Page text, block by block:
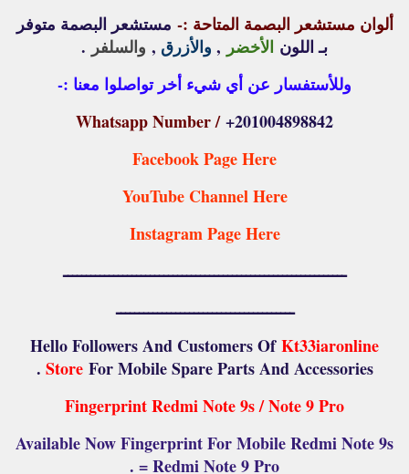
ألوان مستشعر البصمة المتاحة :- مستشعر البصمة متوفر
بـ اللون الأخضر , والأزرق , والسلفر .
وللأستفسار عن أي شيء أخر تواصلوا معنا :-
Whatsapp Number /+201004898842
Facebook Page Here
YouTube Channel Here
Instagram Page Here
ــــــــــــــــــــــــــــــــــــــــــــــــــــــــــــــ
ـــــــــــــــــــــــــــــــــــــــ
Hello Followers And Customers OfKt33iaronline
StoreFor Mobile Spare Parts And Accessories .
Fingerprint Redmi Note 9s / Note 9 Pro
Available Now Fingerprint For Mobile Redmi Note 9s
= Redmi Note 9 Pro .